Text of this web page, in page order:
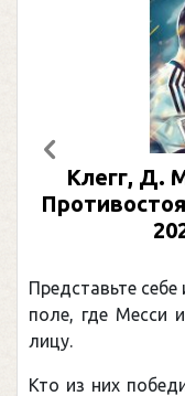
Клегг, Д.
Представьте
поле, где Месси
лицу.
Кто из них
Предыдущий